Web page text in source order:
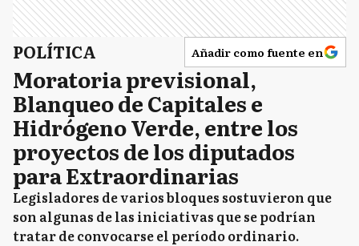
POLÍTICA Añadir como fuente en
Moratoria previsional,
Blanqueo de Capitales e
Hidrógeno Verde, entre los
proyectos de los diputados
para Extraordinarias
Legisladores de varios bloques sostuvieron que
son algunas de las iniciativas que se podrían
tratar de convocarse el período ordinario.